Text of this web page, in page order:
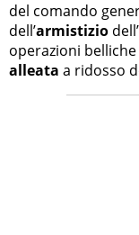
del comando
dell’armistizio
operazioni
alleata a ridosso